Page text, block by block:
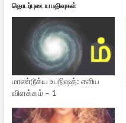
தொடர்புடைய பதிவுகள்
மாண்டூக்ய உபநிஷத்: எளிய
விளக்கம் – 1